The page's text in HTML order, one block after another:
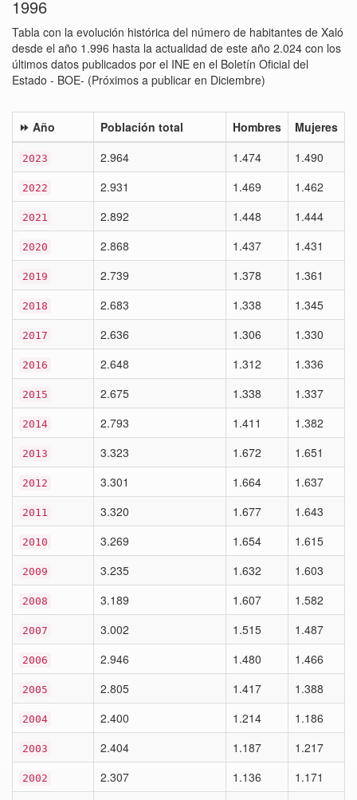
1996
Tabla con la evolución histórica del número de habitantes de Xaló
desde el año 1.996 hasta la actualidad de este año 2.024 con los
últimos datos publicados por el INE en el Boletín Oficial del
Estado - BOE- (Próximos a publicar en Diciembre)
⏩ Año Población total Hombres Mujeres
2023 2.964 1.474 1.490
2022 2.931 1.469 1.462
2021 2.892 1.448 1.444
2020 2.868 1.437 1.431
2019 2.739 1.378 1.361
2018 2.683 1.338 1.345
2017 2.636 1.306 1.330
2016 2.648 1.312 1.336
2015 2.675 1.338 1.337
2014 2.793 1.411 1.382
2013 3.323 1.672 1.651
2012 3.301 1.664 1.637
2011 3.320 1.677 1.643
2010 3.269 1.654 1.615
2009 3.235 1.632 1.603
2008 3.189 1.607 1.582
2007 3.002 1.515 1.487
2006 2.946 1.480 1.466
2005 2.805 1.417 1.388
2004 2.400 1.214 1.186
2003 2.404 1.187 1.217
2002 2.307 1.136 1.171